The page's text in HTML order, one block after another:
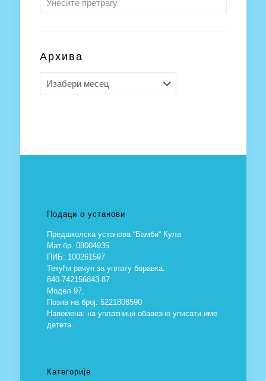
Архива
Подаци о установи
Предшколска установа “Бамби“ Кула
Мат.бр. 08004935
ПИБ: 100261597
Текући рачун за уплату боравка:
840-742156843-87
Модел 97,
Позив на број: 5221808590
Напомена: на уплатници обавезно уписати име
детета.
Категорије